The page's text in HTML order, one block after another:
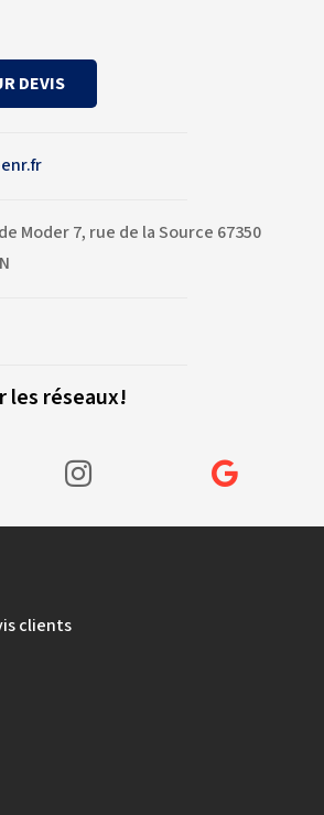
DEVIS
Moder 7, rue de la Source 67350
les réseaux!
clients